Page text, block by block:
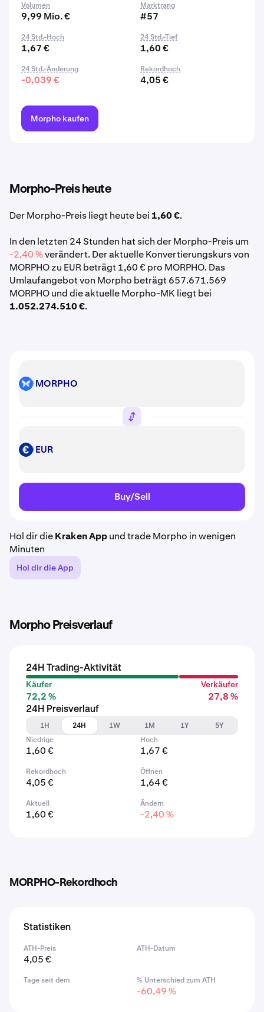
Volumen
9,99 Mio. €
Marktrang
#57
24 Std.-Hoch
1,67 €
24 Std.-Tief
1,60 €
24 Std.-Änderung
-0,039 €
Rekordhoch
4,05 €
Morpho kaufen
Morpho-Preis heute
Der Morpho-Preis liegt heute bei 1,60 €.
In den letzten 24 Stunden hat sich der Morpho-Preis um
-2,40 %verändert. Der aktuelle Konvertierungskurs von
MORPHO zu EUR beträgt 1,60 € pro MORPHO. Das
Umlaufangebot von Morpho beträgt 657.671.569
MORPHO und die aktuelle Morpho-MK liegt bei
1.052.274.510 €.
MORPHO MORPHO
EUR EUR
Buy/Sell
Hol dir dieKraken Appund trade Morpho in wenigen
Minuten
Hol dir die App
Morpho Preisverlauf
24H Trading-Aktivität
Käufer
72,2 %
Verkäufer
27,8 %
24H Preisverlauf
1H
24H 1W 1M 1Y
5Y
Niedrige
1,60 €
Hoch
1,67 €
Rekordhoch
4,05 €
Öffnen
1,64 €
Aktuell
1,60 €
Ändern
-2,40 %
MORPHO-Rekordhoch
Statistiken
ATH-Preis
4,05 €
ATH-Datum
Tage seit dem % Unterschied zum ATH
-60,49 %